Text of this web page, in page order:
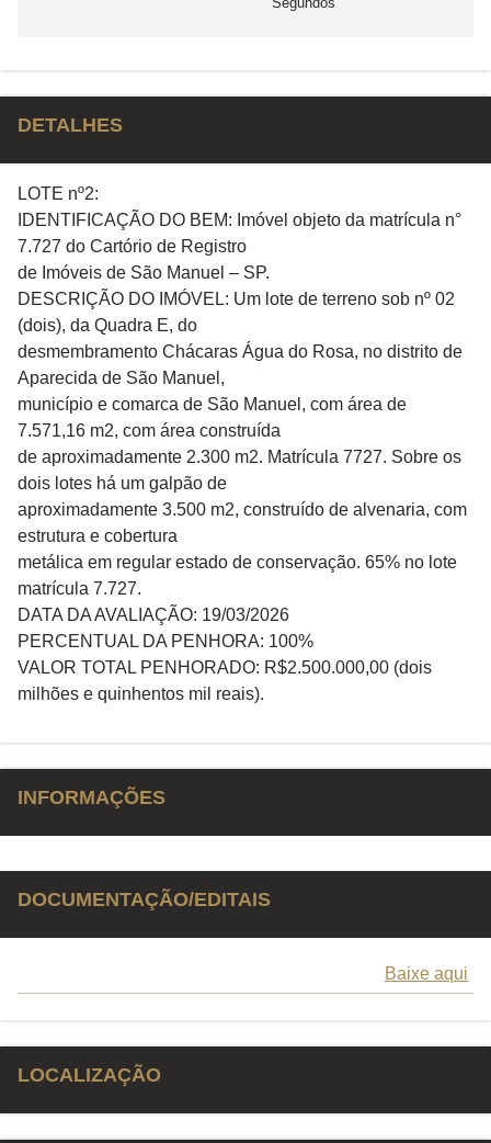
DETALHES
LOTE nº2:
IDENTIFICAÇÃO DO BEM: Imóvel objeto da matrícula n°
7.727 do Cartório de Registro
de Imóveis de São Manuel – SP.
DESCRIÇÃO DO IMÓVEL: Um lote de terreno sob nº 02
(dois), da Quadra E, do
desmembramento Chácaras Água do Rosa, no distrito de
Aparecida de São Manuel,
município e comarca de São Manuel, com área de
7.571,16 m2, com área construída
de aproximadamente 2.300 m2. Matrícula 7727. Sobre os
dois lotes há um galpão de
aproximadamente 3.500 m2, construído de alvenaria, com
estrutura e cobertura
metálica em regular estado de conservação. 65% no lote
matrícula 7.727.
DATA DA AVALIAÇÃO: 19/03/2026
PERCENTUAL DA PENHORA: 100%
VALOR TOTAL PENHORADO: R$2.500.000,00 (dois
milhões e quinhentos mil reais).
INFORMAÇÕES
DOCUMENTAÇÃO/EDITAIS
Baixe aqui
LOCALIZAÇÃO